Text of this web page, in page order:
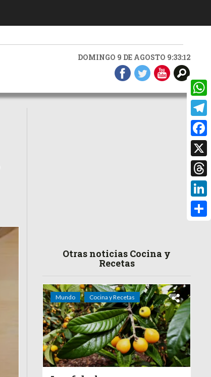
DOMINGO 9 DE AGOSTO 9:33:13
Otras noticias Cocina y
Recetas
Mundo Cocina y Recetas
X